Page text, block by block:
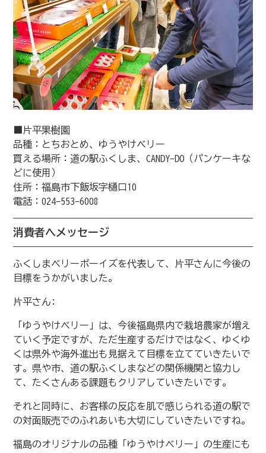
■片平果樹園
品種：とちおとめ、ゆうやけベリー
買える場所：道の駅ふくしま、CANDY-DO（パンケーキな
どに使用）
住所：福島市下飯坂字樋口10
電話：024-553-6008
消費者へメッセージ
ふくしまベリーボーイズを代表して、片平さんに今後の
目標をうかがいました。
片平さん:
「ゆうやけベリー」は、今後福島県内で栽培農家が増え
ていく予定ですが、ただ生産するだけではなく、ゆくゆ
くは県外や海外進出も見据えて目標を立てていきたいで
す。県や市、道の駅ふくしまなどの関係機関と協力し
て、たくさんある課題もクリアしていきたいです。
それと同時に、お客様の反応を肌で感じられる道の駅で
の対面販売でのふれあいも大切にしていきたいですね。
福島のオリジナルの品種「ゆうやけベリー」の生産にも